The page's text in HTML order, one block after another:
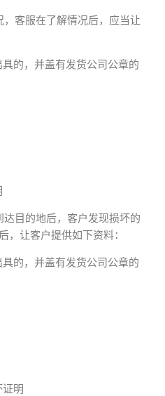
客服在了解情况后，应当让
的，并盖有发货公司公章的
目的地后，客户发现损坏的
，让客户提供如下资料：
的，并盖有发货公司公章的
明